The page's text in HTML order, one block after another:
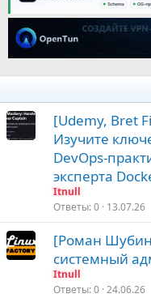
[Udemy, Bret
Изучите
DevOps-
эксперта
Itnull
Ответы 0 13.07.26
[Роман
системный
Itnull
Ответы 0 24.06.26